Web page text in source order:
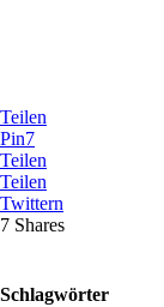
Teilen
Pin7
Teilen
Teilen
Twittern
7 Shares
Schlagwörter